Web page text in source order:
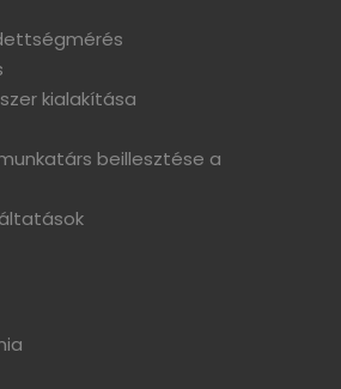
kialakítása
beillesztése a